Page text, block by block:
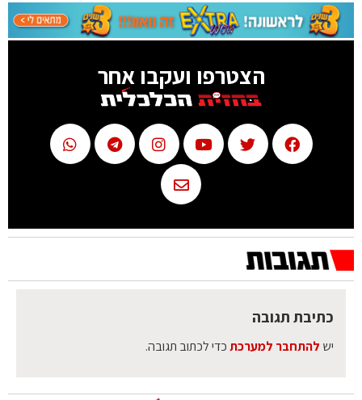
הצטרפו ועקבו אחר
כתיבת תגובה
יש להתחבר למערכתכדי לכתוב תגובה.